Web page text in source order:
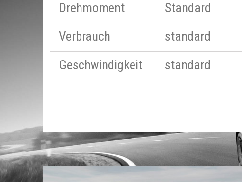
Drehmoment
Standard
Verbrauch
standard
Geschwindigkeit
standard